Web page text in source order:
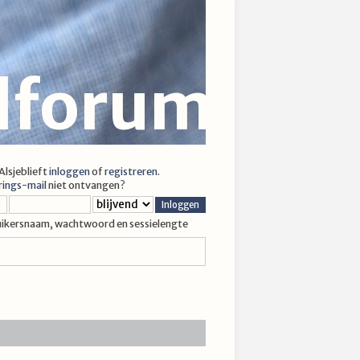
inloggenofregistreren.
mail niet ontvangen?
wachtwoord en sessielengte